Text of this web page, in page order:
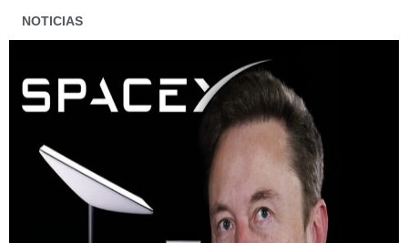
NOTICIAS